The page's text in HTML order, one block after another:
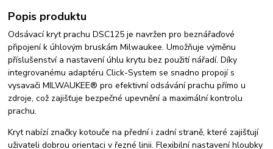
Popis produktu
Odsávací kryt prachu DSC125 je navržen pro beznářaďové
připojení k úhlovým bruskám Milwaukee. Umožňuje výměnu
příslušenství a nastavení úhlu krytu bez použití nářadí. Díky
integrovanému adaptéru Click-System se snadno propojí s
vysavači MILWAUKEE® pro efektivní odsávání prachu přímo u
zdroje, což zajišťuje bezpečné upevnění a maximální kontrolu
prachu.
Kryt nabízí značky kotouče na přední i zadní straně, které zajišťují
uživateli dobrou orientaci v řezné linii. Flexibilní nastavení hloubky